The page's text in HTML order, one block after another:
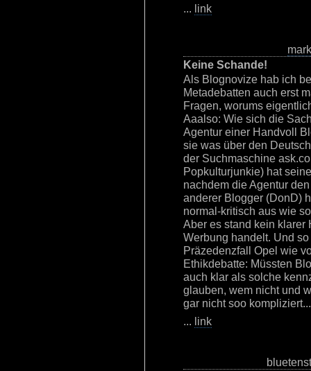
... link
Keine Schande!
Als Blognovize hab ich
Metadebatten auch erst
Fragen, worums
Aaalso: Wie sich die
Agentur einer Handvoll
sie was über den
der Suchmaschine
Popkulturjunkie) hat
nachdem die Agentur
anderer Blogger (DonD)
normal-kritisch aus wie
Aber es stand kein klarer
Werbung handelt. Und
Präzedenzfall Opel wie
Ethikdebatte: Müssten
auch klar als solche
glauben, wem nicht und
gar nicht soo kompliziert...
... link